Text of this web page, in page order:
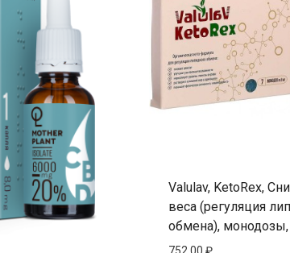
Valulav, KetoRex,
веса (регуляция
обмена),